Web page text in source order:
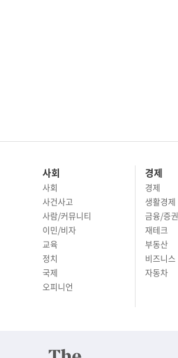
사회
사회
사건사고
사람/커뮤니티
이민/비자
교육
정치
국제
오피니언
경제
경제
생활경제
금융/증권
재테크
부동산
비즈니스
자동차